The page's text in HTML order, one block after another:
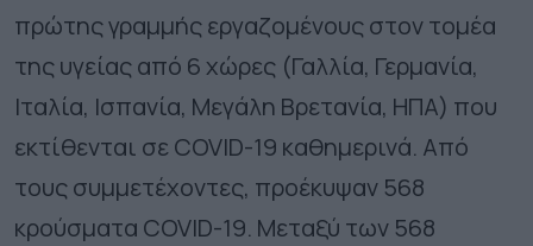
πρώτης γραμμής εργαζομένους στον τομέα
της υγείας από 6 χώρες (Γαλλία, Γερμανία,
Ιταλία, Ισπανία, Μεγάλη Βρετανία, ΗΠΑ) που
εκτίθενται σε COVID-19 καθημερινά. Από
τους συμμετέχοντες, προέκυψαν 568
κρούσματα COVID-19. Μεταξύ των 568